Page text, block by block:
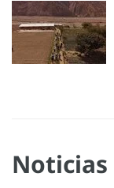
Noticias